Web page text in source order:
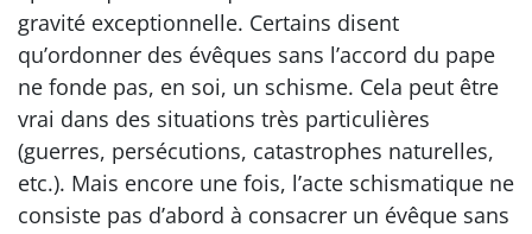
gravité exceptionnelle. Certains disent
qu’ordonner des évêques sans l’accord du pape
ne fonde pas, en soi, un schisme. Cela peut être
vrai dans des situations très particulières
(guerres, persécutions, catastrophes naturelles,
etc.). Mais encore une fois, l’acte schismatique ne
consiste pas d’abord à consacrer un évêque sans